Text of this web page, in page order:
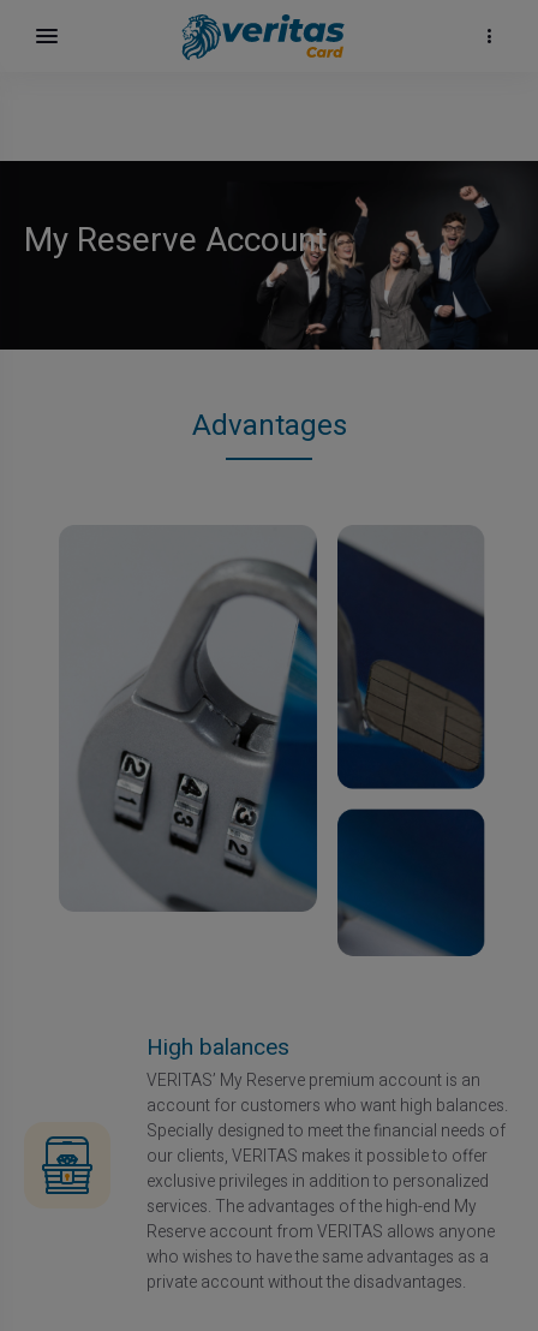
My Reserve Account
Advantages
High balances
VERITAS’ My Reserve premium account is an
account for customers who want high balances.
Specially designed to meet the financial needs of
our clients, VERITAS makes it possible to offer
exclusive privileges in addition to personalized
services. The advantages of the high-end My
Reserve account from VERITAS allows anyone
who wishes to have the same advantages as a
private account without the disadvantages.